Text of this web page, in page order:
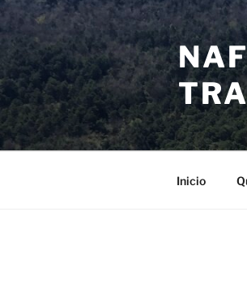
Saltar
al
contenido
Inicio